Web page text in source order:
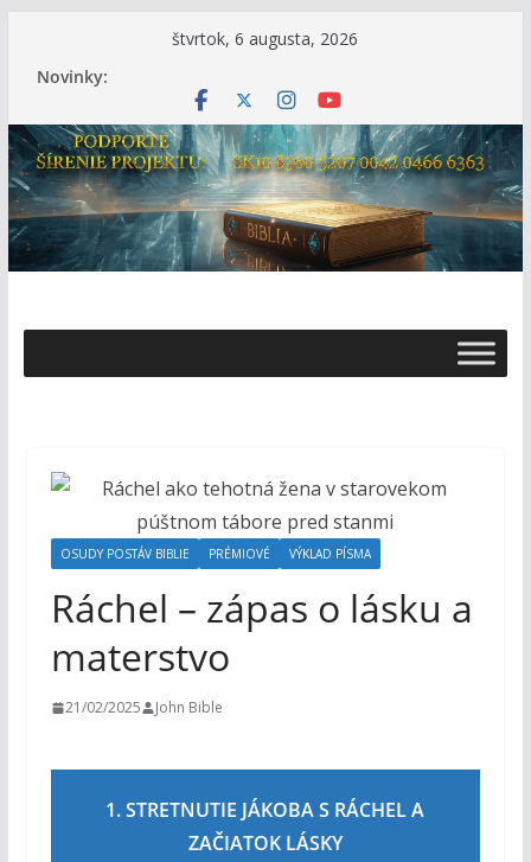
štvrtok, 6 augusta, 2026
Novinky:
s
B
o
o
OSUDY POSTÁV BIBLIE PRÉMIOVÉ VÝKLAD PÍSMA
Ráchel – zápas o lásku a
materstvo
21/02/2025 John Bible
1. STRETNUTIE JÁKOBA S RÁCHEL A
ZAČIATOK LÁSKY